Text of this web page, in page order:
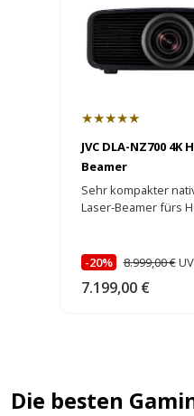
★★★★★
JVC DLA-NZ700 4K
Beamer
Sehr kompakter
Laser-Beamer fürs
-20% 8.999,00 €
7.199,00 €
Die besten